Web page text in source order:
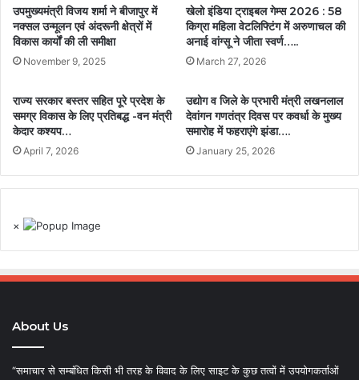
उपमुख्यमंत्री विजय शर्मा ने बीजापुर में
नक्सल उन्मूलन एवं अंदरूनी क्षेत्रों में
विकास कार्यों की ली समीक्षा
November 9, 2025
खेलो इंडिया ट्राइबल गेम्स 2026 : 58
किग्रा महिला वेटलिफ्टिंग में अरुणाचल की
अनाई वांग्सू ने जीता स्वर्ण…..
March 27, 2026
राज्य सरकार बस्तर सहित पूरे प्रदेश के
समग्र विकास के लिए प्रतिबद्ध -वन मंत्री
केदार कश्यप…
April 7, 2026
उद्योग व जिले के प्रभारी मंत्री लखनलाल
देवांगन गणतंत्र दिवस पर कवर्धा के मुख्य
समारोह में फहराएंगे झंडा….
January 25, 2026
×
About Us
“समाचार से सम्बंधित किसी भी तरह के विवाद के लिए साइट के कुछ तत्वों में उपयोगकर्ताओं